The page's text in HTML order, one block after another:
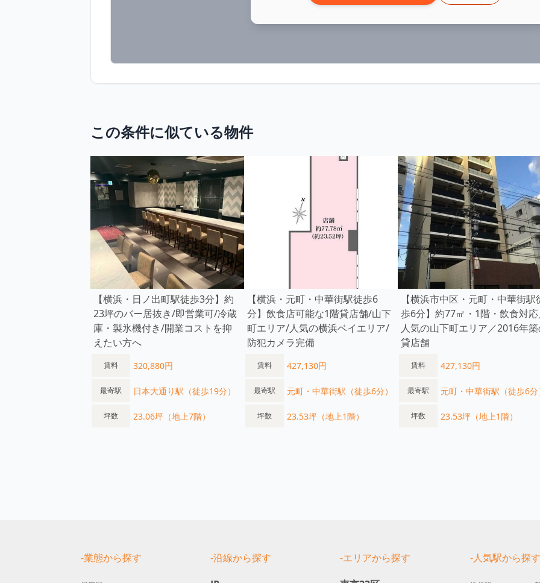
この条件に似ている物件
【横浜・日ノ出町駅徒歩3分】約
23坪のバー居抜き/即営業可/冷蔵
庫・製氷機付き/開業コストを抑
えたい方へ
賃料 320,880円
最寄駅 日本大通り駅（徒歩19分）
坪数 23.06坪（地上7階）
【横浜・元町・中華街駅徒歩6
分】飲食店可能な1階貸店舗/山下
町エリア/人気の横浜ベイエリア/
防犯カメラ完備
賃料 427,130円
最寄駅 元町・中華街駅（徒歩6分）
坪数 23.53坪（地上1階）
【横浜市中区・元町・中華街駅
歩6分】約77㎡・1階・飲食対
人気の山下町エリア／2016年
貸店舗
賃料 427,130円
最寄駅 元町・中華街駅（徒歩6
坪数 23.53坪（地上1階）
-業態から探す
-沿線から探す
-エリアから探す
-人気駅から探す